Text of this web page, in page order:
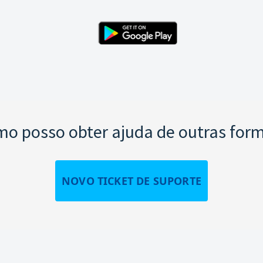
posso obter ajuda de outras
NOVO TICKET DE SUPORTE